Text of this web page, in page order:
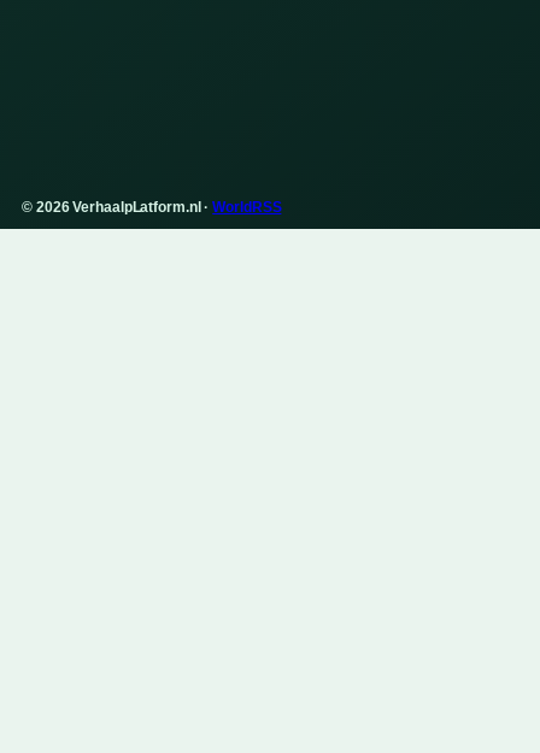
© 2026 VerhaalpLatform.nl ·WorldRSS